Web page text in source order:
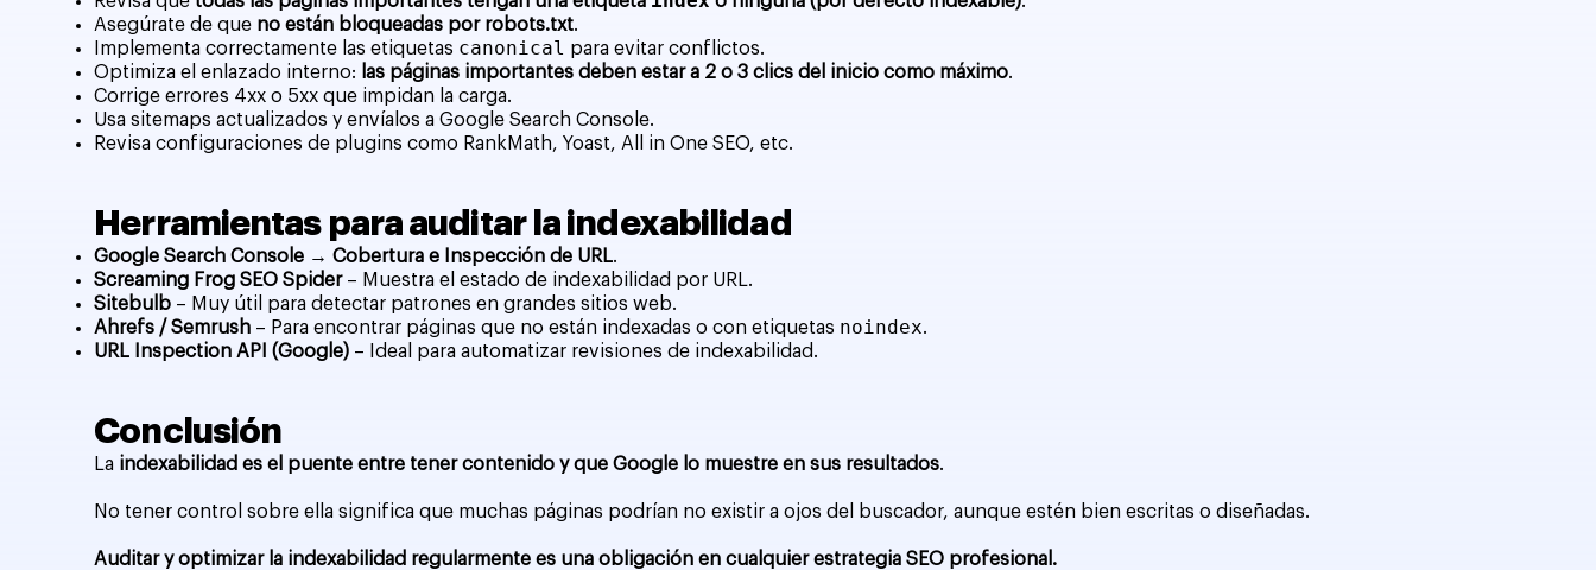
Asegúrate de que no están bloqueadas por robots.txt.
Implementa correctamente las etiquetas canonical para evitar conflictos.
Optimiza el enlazado interno: las páginas importantes deben estar a 2 o 3 clics del inicio como máximo.
Corrige errores 4xx o 5xx que impidan la carga.
Usa sitemaps actualizados y envíalos a Google Search Console.
Revisa configuraciones de plugins como RankMath, Yoast, All in One SEO, etc.
Herramientas para auditar la indexabilidad
Google Search Console → Cobertura e Inspección de URL.
Screaming Frog SEO Spider– Muestra el estado de indexabilidad por URL.
Sitebulb – Muy útil para detectar patrones en grandes sitios web.
Ahrefs / Semrush – Para encontrar páginas que no están indexadas o con etiquetas noindex.
URL Inspection API (Google) – Ideal para automatizar revisiones de indexabilidad.
Conclusión
La indexabilidad es el puente entre tener contenido y que Google lo muestre en sus resultados.
No tener control sobre ella significa que muchas páginas podrían no existir a ojos del buscador, aunque estén bien escritas o diseñadas.
Auditar y optimizar la indexabilidad regularmente es una obligación en cualquier estrategia SEO profesional.